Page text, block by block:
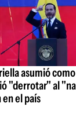
asumió
"derrotar" al
el país